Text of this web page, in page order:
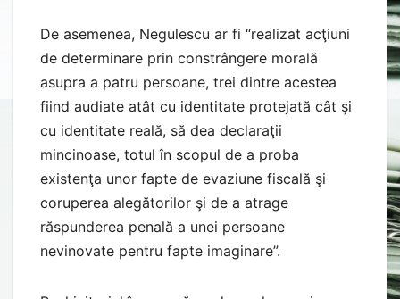
De asemenea, Negulescu ar fi “realizat acţiuni
de determinare prin constrângere morală
asupra a patru persoane, trei dintre acestea
fiind audiate atât cu identitate protejată cât şi
cu identitate reală, să dea declaraţii
mincinoase, totul în scopul de a proba
existenţa unor fapte de evaziune fiscală şi
coruperea alegătorilor şi de a atrage
răspunderea penală a unei persoane
nevinovate pentru fapte imaginare”.